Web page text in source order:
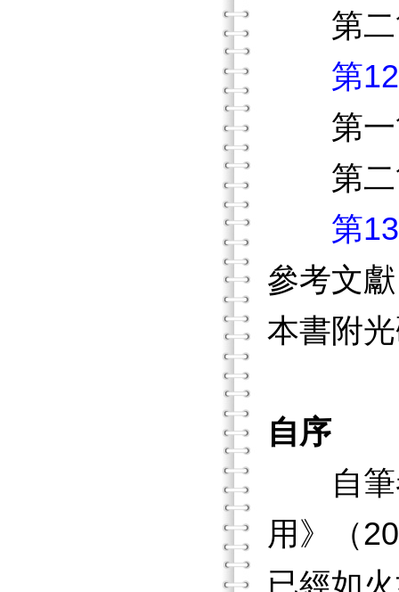
第二
第
第一
第二
第
參考文獻
本書附
自序
自筆者
用》（
已經如